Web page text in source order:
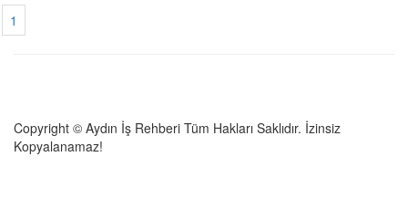
1
Copyright © Aydın İş Rehberi Tüm Hakları Saklıdır. İzinsiz
Kopyalanamaz!